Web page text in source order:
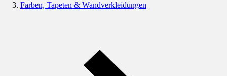
Farben, Tapeten & Wandverkleidungen